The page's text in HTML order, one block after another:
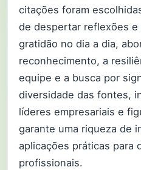
citações foram
de despertar reflexões e
gratidão no dia a dia,
reconhecimento, a
equipe e a busca por
diversidade das fontes,
líderes empresariais e
garante uma riqueza de
aplicações práticas para
profissionais.